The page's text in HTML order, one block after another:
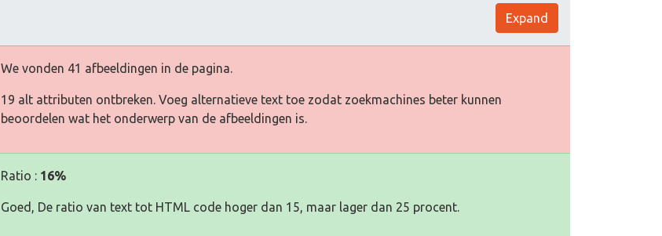
Expand
We vonden 41 afbeeldingen in de pagina.
19 alt attributen ontbreken. Voeg alternatieve text toe zodat zoekmachines beter kunnen
beoordelen wat het onderwerp van de afbeeldingen is.
Ratio : 16%
Goed, De ratio van text tot HTML code hoger dan 15, maar lager dan 25 procent.